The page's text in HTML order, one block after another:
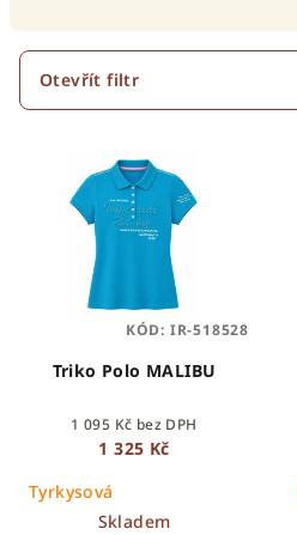
r
Otevřít filtr
Triko Polo MALIBU
1 095 Kč bez DPH
1 325 Kč
Tyrkysová
Skladem
KÓD: IR-518528